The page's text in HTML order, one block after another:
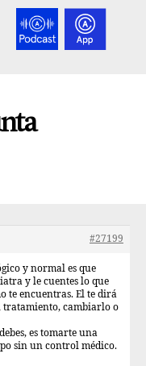
#27199
y normal es que
y le cuentes lo que
te encuentras. El te dirá
tratamiento, cambiarlo o
es tomarte una
sin un control médico.